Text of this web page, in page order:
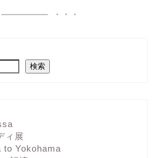
検索
ィ展
to Yokohama